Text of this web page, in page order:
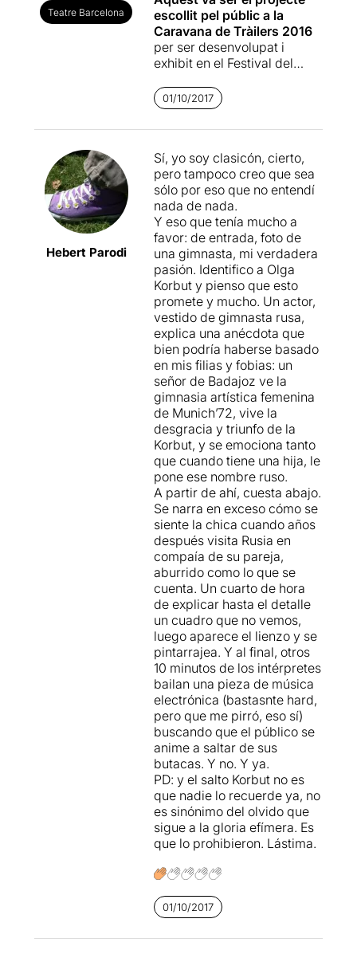
Teatre Barcelona
escollit pel públic a la
Caravana de Tràilers 2016
per ser desenvolupat i
exhibit en el Festival del
vàrem estar presents i els
nostres vots no van ser per
aquesta proposta, que
convencer.
Un fet autobiogràfic treballat
amb un caire col·lectiu,
de suor i d'esforç de
gimnastes russes, dels
xantatges emocionals que
ens fem a nosaltres
mateixos, de les trampes
que ens posem, decom
deixem passar l'hora de fer
moltes coses, de com ens
convertim en "el nostre
darrer enemic".
Definida com una mena de
road movie, queper
nosaltres ha resultat força
confús ; un homenatge als
éssers sensibles d'aquest
món, que ha començat amb
unes escenes que
recordaven vagament el
tràiler que vàrem veure fa un
any, però que després es
perd amb unesescenes
força estàtiques
desdibuixades que en
conjunt no ens ha
interessat , malgrat alguns
moments potents i d'altres
queens han fet caure en
l'avorriment i la badallada.
Per veure l'apunt original,
només cal clicarAQUÍ
01/10/2017
Hebert Parodi
Sí, yo soy clasicón, cierto,
pero tampoco creo que sea
sólo por eso que no entendí
nada de nada.
Y eso que tenía mucho a
favor: de entrada, foto de
una gimnasta, mi verdadera
pasión. Identifico a Olga
Korbut y pienso que esto
promete y mucho. Un actor,
vestido de gimnasta rusa,
explica una anécdota que
bien podría haberse basado
en mis filias y fobias: un
señor de Badajoz ve la
gimnasia artística femenina
de Munich’72, vive la
desgracia y triunfo de la
Korbut, y se emociona tanto
que cuando tiene una hija, le
pone ese nombre ruso.
A partir de ahí, cuesta abajo.
Se narra en exceso cómo se
siente la chica cuando años
después visita Rusia en
compaía de su pareja,
aburrido como lo que se
cuenta. Un cuarto de hora
de explicar hasta el detalle
un cuadro que no vemos,
luego aparece el lienzo y se
pintarrajea. Y al final, otros
10 minutos de los intérpretes
bailan una pieza de música
electrónica (bastasnte hard,
pero que me pirró, eso sí)
buscando que el público se
anime a saltar de sus
butacas. Y no. Y ya.
PD: y el salto Korbut no es
que nadie lo recuerde ya, no
es sinónimo del olvido que
sigue a la gloria efímera. Es
que lo prohibieron. Lástima.
01/10/2017